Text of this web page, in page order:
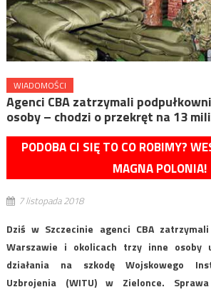
WIADOMOŚCI
Agenci CBA zatrzymali
osoby – chodzi o przekręt na 13
PODOBA CI SIĘ TO CO ROBIMY?
MAGNA POLONIA!
7 listopada 2018
Dziś w Szczecinie agenci CBA
Warszawie i okolicach trzy inne osoby
działania na szkodę Wojskowego
Uzbrojenia (WITU) w Zielonce.